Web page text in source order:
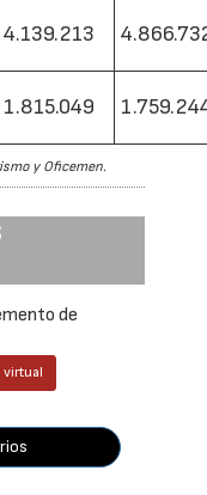
4.139.213
1.815.049
y Oficemen.
de
virtual